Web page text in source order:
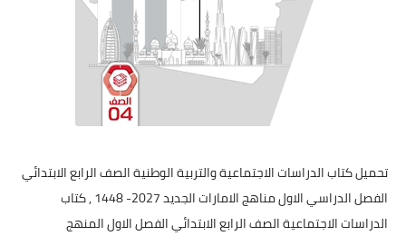
تحميل كتاب الدراسات الاجتماعية والتربية الوطنية الصف الرابع الابتدائي
الفصل الدراسي الاول مناهج الامارات الجديد 2027- 1448 , كتاب
الدراسات الاجتماعية الصف الرابع الابتدائي الفصل الاول المنهج